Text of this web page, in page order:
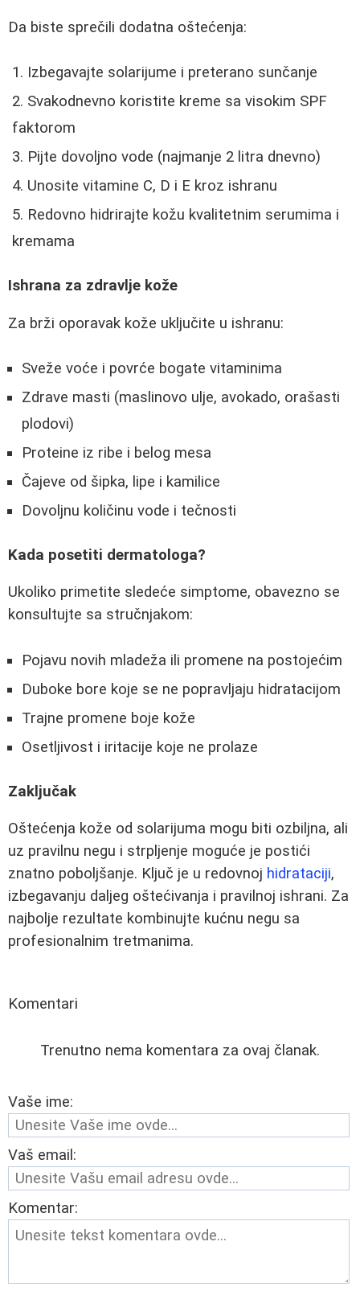
Da biste sprečili dodatna oštećenja:
Izbegavajte solarijume i preterano sunčanje
Svakodnevno koristite kreme sa visokim SPF
faktorom
Pijte dovoljno vode (najmanje 2 litra dnevno)
Unosite vitamine C, D i E kroz ishranu
Redovno hidrirajte kožu kvalitetnim serumima i
kremama
Ishrana za zdravlje kože
Za brži oporavak kože uključite u ishranu:
Sveže voće i povrće bogate vitaminima
Zdrave masti (maslinovo ulje, avokado, orašasti
plodovi)
Proteine iz ribe i belog mesa
Čajeve od šipka, lipe i kamilice
Dovoljnu količinu vode i tečnosti
Kada posetiti dermatologa?
Ukoliko primetite sledeće simptome, obavezno se
konsultujte sa stručnjakom:
Pojavu novih mladeža ili promene na postojećim
Duboke bore koje se ne popravljaju hidratacijom
Trajne promene boje kože
Osetljivost i iritacije koje ne prolaze
Zaključak
Oštećenja kože od solarijuma mogu biti ozbiljna, ali
uz pravilnu negu i strpljenje moguće je postići
znatno poboljšanje. Ključ je u redovnoj hidrataciji,
izbegavanju daljeg oštećivanja i pravilnoj ishrani. Za
najbolje rezultate kombinujte kućnu negu sa
profesionalnim tretmanima.
Komentari
Trenutno nema komentara za ovaj članak.
Vaše ime:
Vaš email:
Komentar: